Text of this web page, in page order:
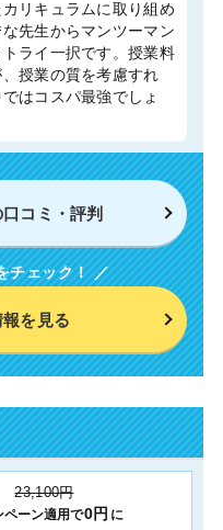
リキュラムに取り組め
先生からマンツーマン
ライ一択です。授業料
授業の質を考慮すれ
はコスパ最強でしょ
コミ・評判
を見る
23,100円
ペーン適用で0円 に